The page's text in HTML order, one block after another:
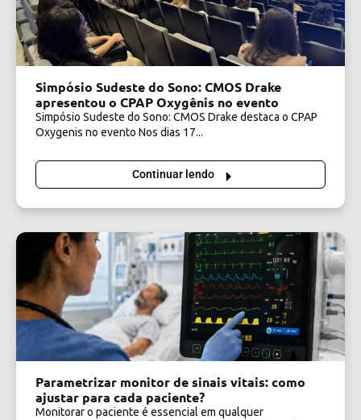
Simpósio Sudeste do Sono: CMOS Drake
apresentou o CPAP Oxygênis no evento
Simpósio Sudeste do Sono: CMOS Drake destaca o CPAP
Oxygenis no evento Nos dias 17...
Continuar lendo
Parametrizar monitor de sinais vitais: como
ajustar para cada paciente?
Monitorar o paciente é essencial em qualquer